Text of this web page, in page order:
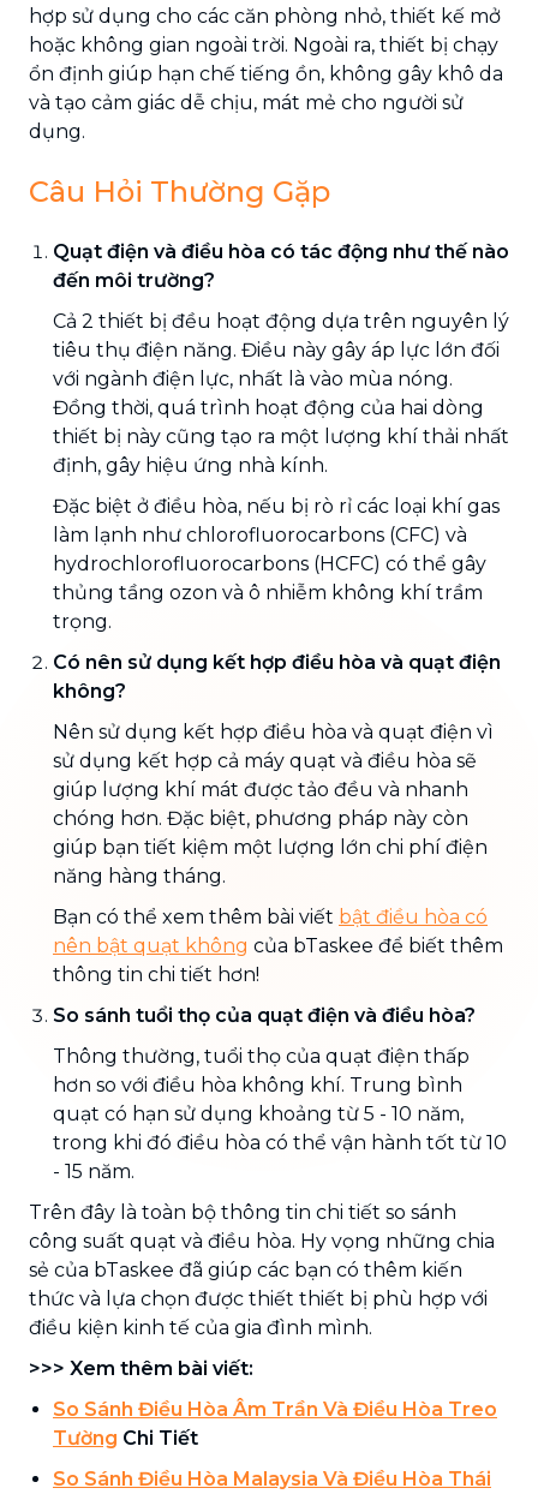
hợp sử dụng cho các căn phòng nhỏ, thiết kế mở
hoặc không gian ngoài trời. Ngoài ra, thiết bị chạy
ổn định giúp hạn chế tiếng ồn, không gây khô da
và tạo cảm giác dễ chịu, mát mẻ cho người sử
dụng.
Câu Hỏi Thường Gặp
Quạt điện và điều hòa có tác động như thế nào
đến môi trường?
Cả 2 thiết bị đều hoạt động dựa trên nguyên lý
tiêu thụ điện năng. Điều này gây áp lực lớn đối
với ngành điện lực, nhất là vào mùa nóng.
Đồng thời, quá trình hoạt động của hai dòng
thiết bị này cũng tạo ra một lượng khí thải nhất
định, gây hiệu ứng nhà kính.
Đặc biệt ở điều hòa, nếu bị rò rỉ các loại khí gas
làm lạnh như chlorofluorocarbons (CFC) và
hydrochlorofluorocarbons (HCFC) có thể gây
thủng tầng ozon và ô nhiễm không khí trầm
trọng.
Có nên sử dụng kết hợp điều hòa và quạt điện
không?
Nên sử dụng kết hợp điều hòa và quạt điện vì
sử dụng kết hợp cả máy quạt và điều hòa sẽ
giúp lượng khí mát được tảo đều và nhanh
chóng hơn. Đặc biệt, phương pháp này còn
giúp bạn tiết kiệm một lượng lớn chi phí điện
năng hàng tháng.
Bạn có thể xem thêm bài viết bật điều hòa có
nên bật quạt không của bTaskee để biết thêm
thông tin chi tiết hơn!
So sánh tuổi thọ của quạt điện và điều hòa?
Thông thường, tuổi thọ của quạt điện thấp
hơn so với điều hòa không khí. Trung bình
quạt có hạn sử dụng khoảng từ 5 - 10 năm,
trong khi đó điều hòa có thể vận hành tốt từ 10
- 15 năm.
Trên đây là toàn bộ thông tin chi tiết so sánh
công suất quạt và điều hòa. Hy vọng những chia
sẻ của bTaskee đã giúp các bạn có thêm kiến
thức và lựa chọn được thiết thiết bị phù hợp với
điều kiện kinh tế của gia đình mình.
>>> Xem thêm bài viết:
So Sánh Điều Hòa Âm Trần Và Điều Hòa Treo
Tường Chi Tiết
So Sánh Điều Hòa Malaysia Và Điều Hòa Thái